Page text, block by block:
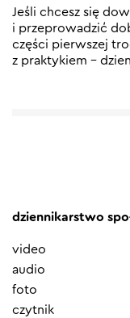
Jeśli chcesz się
i przeprowadzić
części pierwszej
z praktykiem –
dziennikarstwo
video
audio
foto
czytnik